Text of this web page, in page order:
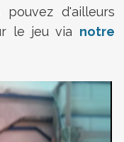
d'ailleurs
le jeu via notre